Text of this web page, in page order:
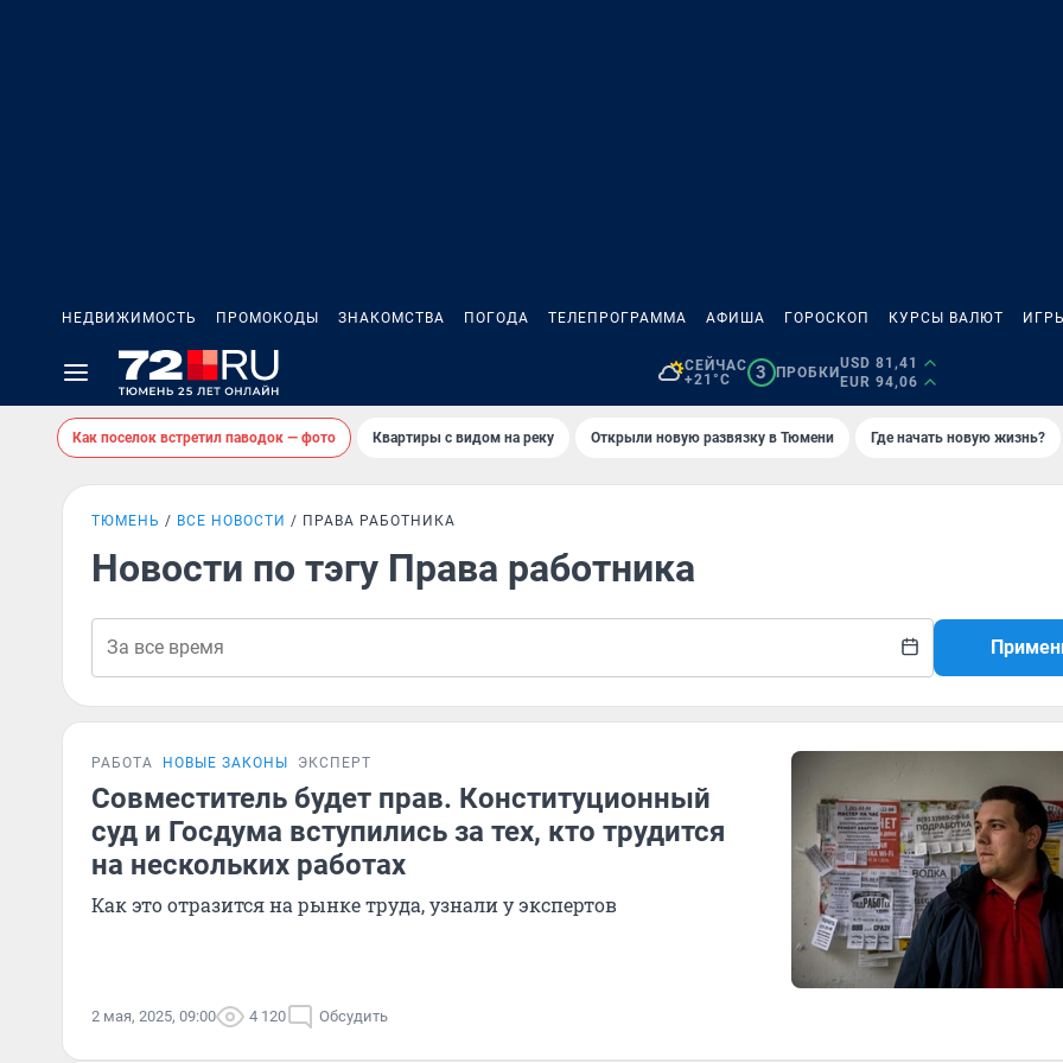
НЕДВИЖИМОСТЬ ПРОМОКОДЫ ЗНАКОМСТВА ПОГОДА ТЕЛЕПРОГРАММА АФИША ГОРОСКОП КУРСЫ ВАЛЮТ
СЕЙЧАС
+21°C
3 ПРОБКИ
USD 81,41
EUR 94,06
Как поселок встретил паводок — фото Квартиры с видом на реку Открыли новую развязку в Тюмени Где начать новую жизнь?
ТЮМЕНЬ ВСЕ НОВОСТИ ПРАВА РАБОТНИКА
Новости по тэгу Права работника
РАБОТА НОВЫЕ ЗАКОНЫ ЭКСПЕРТ
Совместитель будет прав. Конституционный
суд и Госдума вступились за тех, кто трудится
на нескольких работах
Как это отразится на рынке труда, узнали у экспертов
2 мая, 2025, 09:00 4 120 Обсудить